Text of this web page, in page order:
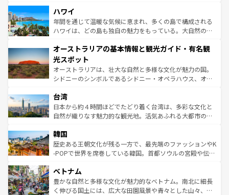
着のスイス情報は
のような巨大都市は、観光、ショッピング、エンターテイ
ンメントが詰まった刺激的なスポットだ。一方、アメリカ
西部には大自然が広がり、グランドキャニオンやイエロー
部のニューオーリンズでは、音楽と美食が融合した独特の
文化が魅力。旅行者はアメリカの各地域で異なる魅力を楽
しみながら、その多様性と豊かな歴史を感じることができ
るだろう。車でのロードトリップや列車の旅も、アメリカ
情報は
ハワイ
年間を通じて温暖な気候に恵まれ、多くの島で構成される
ハワイは、どの島も独自の魅力をもっている。大自然の神
ワイ島は見逃せない。また、定番の観光地といえばオアフ
島だが、静かな自然を求めるならマウイ島やカウアイ島が
おすすめ。エメラルドグリーンに輝く海をはじめ、豊かな
文化や歴史が息づいている。「アロハスピリット」と呼ば
人々、おいしいローカルフードやハワイアンミュージッ
ク、伝統的なフラダンスなど、すべてがハワイの魅力を彩
っている。訪れるたびに新しい発見と感動が待っているハ
はコンテンツ一覧
オーストラリアの基本情報と観光ガイド・有名観
光スポット
オーストラリアは、壮大な自然と多様な文化が魅力の国。
シドニーのシンボルであるシドニー・オペラハウス、オー
リアリーフや大陸中央部にそびえるウルル（エアーズロッ
ク）、タスマニアの美しい原生林やケアンズの熱帯雨林な
ど、見どころがたくさん。また、カフェやワイン、オージ
いる。アクティビティも充実しており、サーフィンやダイ
ビング、ハイキングなど、アウトドア好きにはたまらな
い。オーストラリアの多彩な魅力を存分に味わいつくそ
参照してほしい。
台湾
日本から約４時間ほどでたどり着く台湾は、多彩な文化と
自然が織りなす魅力的な観光地。活気あふれる大都市の台
ン）、静ひつな山岳地帯である台湾東部など、都市の喧騒
と山間の静けさが共存しており、訪れる人に新しい発見と
驚きをもたらしてくれる。また、奥深い台湾の食文化も魅
容にもいいと評判のスイーツなど、バラエティ豊かな料理
が味わえる。 なお、新着の台湾情報は コンテンツ一覧を参
照してほしい。
韓国
歴史ある王朝文化が残る一方で、最先端のファッションやK
-POPで世界を席巻している韓国。首都ソウルの宮殿や伝統
き、地方に足を延ばせば四季折々の自然美を楽しむことが
できる。そして、キムチや焼肉、絶品のストリートフード
まで、さまざまな韓国料理が待っている。夜には、韓国な
ベトナム
豊かな自然と多様な文化が魅力的なベトナム。南北に細長
く伸びる国土には、広大な田園風景や青々とした山々、世